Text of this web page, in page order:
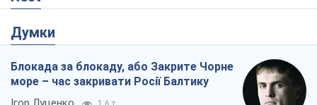
Думки
Блокада за блокаду, або Закрите Чорне
море – час закривати Росії Балтику